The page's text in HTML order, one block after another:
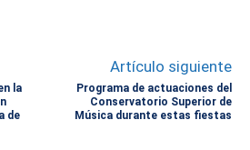
la
de
Artículo siguiente
Programa de actuaciones del
Conservatorio Superior de
Música durante estas fiestas